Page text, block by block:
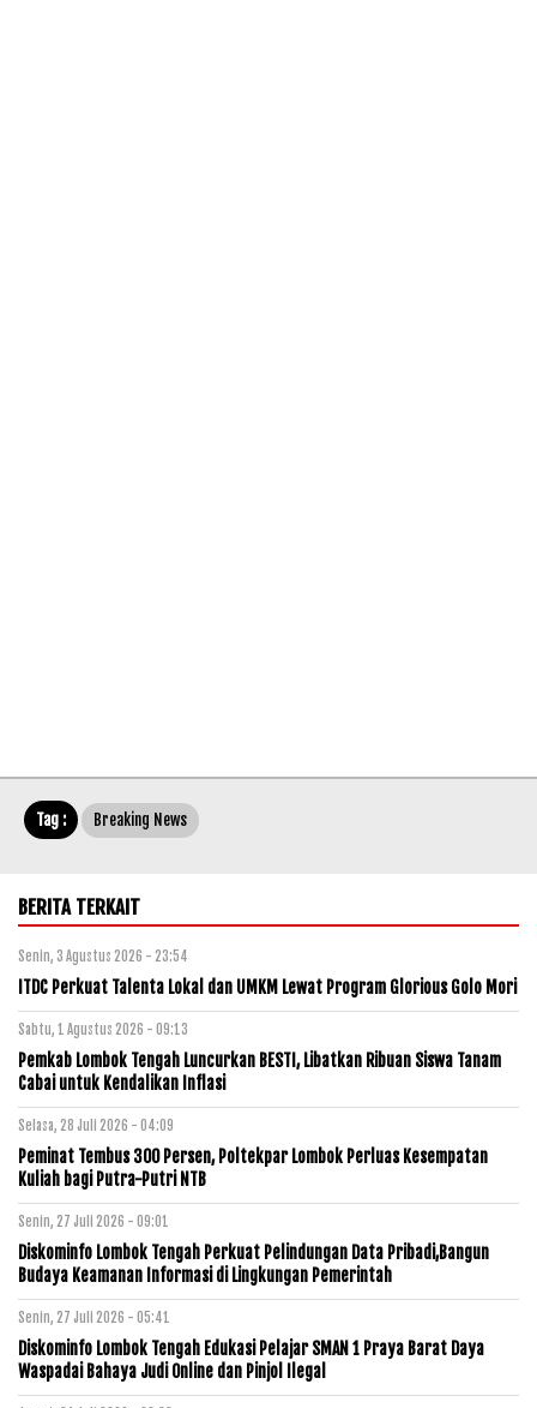
Tag : Breaking News
BERITA TERKAIT
Senin, 3 Agustus 2026 - 23:54
ITDC Perkuat Talenta Lokal dan UMKM Lewat Program Glorious Golo Mori
Sabtu, 1 Agustus 2026 - 09:13
Pemkab Lombok Tengah Luncurkan BESTI, Libatkan Ribuan Siswa Tanam
Cabai untuk Kendalikan Inflasi
Selasa, 28 Juli 2026 - 04:09
Peminat Tembus 300 Persen, Poltekpar Lombok Perluas Kesempatan
Kuliah bagi Putra-Putri NTB
Senin, 27 Juli 2026 - 09:01
Diskominfo Lombok Tengah Perkuat Pelindungan Data Pribadi,Bangun
Budaya Keamanan Informasi di Lingkungan Pemerintah
Senin, 27 Juli 2026 - 05:41
Diskominfo Lombok Tengah Edukasi Pelajar SMAN 1 Praya Barat Daya
Waspadai Bahaya Judi Online dan Pinjol Ilegal